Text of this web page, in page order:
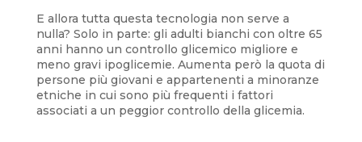
E allora tutta questa tecnologia non serve a
nulla? Solo in parte: gli adulti bianchi con oltre 65
anni hanno un controllo glicemico migliore e
meno gravi ipoglicemie. Aumenta però la quota di
persone più giovani e appartenenti a minoranze
etniche in cui sono più frequenti i fattori
associati a un peggior controllo della glicemia.